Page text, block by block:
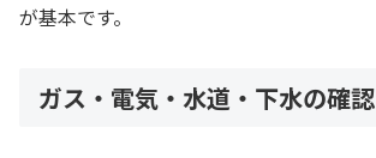
が基本です。
ガス・電気・水道・下水の確認